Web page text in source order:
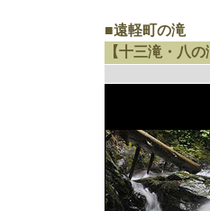
■遠軽町の滝
【十三滝・八の